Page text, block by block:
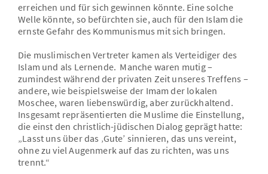
erreichen und für sich gewinnen könnte. Eine solche
Welle könnte, so befürchten sie, auch für den Islam die
ernste Gefahr des Kommunismus mit sich bringen.
Die muslimischen Vertreter kamen als Verteidiger des
Islam und als Lernende. Manche waren mutig –
zumindest während der privaten Zeit unseres Treffens –
andere, wie beispielsweise der Imam der lokalen
Moschee, waren liebenswürdig, aber zurückhaltend.
Insgesamt repräsentierten die Muslime die Einstellung,
die einst den christlich-jüdischen Dialog geprägt hatte:
„Lasst uns über das ‚Gute’ sinnieren, das uns vereint,
ohne zu viel Augenmerk auf das zu richten, was uns
trennt.“